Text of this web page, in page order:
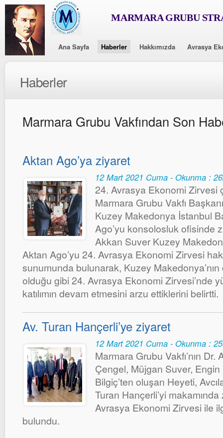
MARMARA GRUBU
Ana Sayfa Haberler Hakkımızda Avrasya
Haberler
Marmara Grubu Vakfından Son
Aktan Ago’ya ziyaret
12 Mart 2021 Cuma - Okunma :
24. Avrasya Ekonomi Zirvesi
Marmara Grubu Vakfı
Kuzey Makedonya İstanbul
Ago’yu konsolosluk ofisinde
Akkan Suver Kuzey
Aktan Ago’yu 24. Avrasya Ekonomi Zirvesi
sunumunda bulunarak, Kuzey
olduğu gibi 24. Avrasya Ekonomi Zirvesi’nde
katılımın devam etmesini arzu ettiklerini belirtti.
Av. Turan Hançerli’ye ziyaret
12 Mart 2021 Cuma - Okunma :
Marmara Grubu Vakfı’nın
Çengel, Müjgan Suver,
Bilgiç’ten oluşan Heyeti,
Turan Hançerli’yi
Avrasya Ekonomi Zirvesi ile
bulundu.